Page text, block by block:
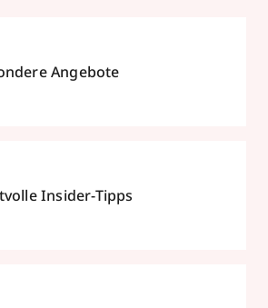
Angebote
Insider-Tipps